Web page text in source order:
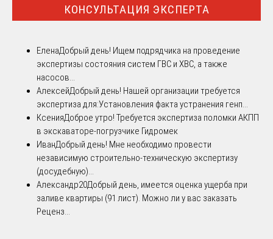
КОНСУЛЬТАЦИЯ ЭКСПЕРТА
ЕленаДобрый день! Ищем подрядчика на проведение
экспертизы состояния систем ГВС и ХВС, а также
насосов...
АлексейДобрый день! Нашей организации требуется
экспертиза для:Установления факта устранения генп...
КсенияДоброе утро! Требуется экспертиза поломки АКПП
в экскаваторе-погрузчике Гидромек
ИванДобрый день! Мне необходимо провести
независимую строительно-техническую экспертизу
(досудебную)...
Александр20Добрый день, имеется оценка ущерба при
заливе квартиры (91 лист). Можно ли у вас заказать
Реценз...